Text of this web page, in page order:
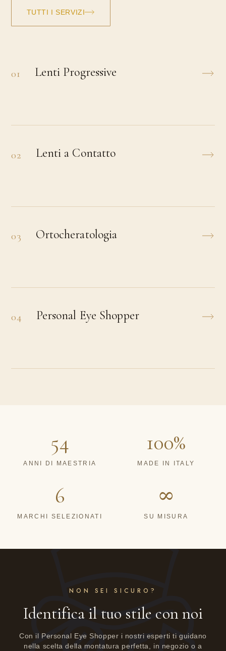
TUTTI I SERVIZI
01 Lenti Progressive
02 Lenti a Contatto
03 Ortocheratologia
04 Personal Eye Shopper
54
ANNI DI MAESTRIA
100%
MADE IN ITALY
6
MARCHI SELEZIONATI
∞
SU MISURA
NON SEI SICURO?
Identifica il tuo stile con noi
Con il Personal Eye Shopper i nostri esperti ti guidano
nella scelta della montatura perfetta, in negozio o a